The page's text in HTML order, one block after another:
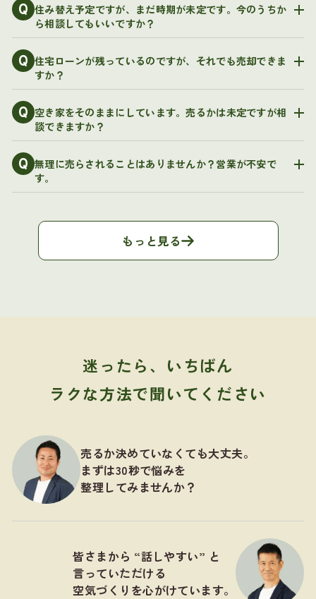
Q 住み替え予定ですが、まだ時期が未定です。今のうちか
ら相談してもいいですか？
Q 住宅ローンが残っているのですが、それでも売却できま
すか？
Q 空き家をそのままにしています。売るかは未定ですが相
談できますか？
Q 無理に売らされることはありませんか？営業が不安で
す。
もっと見る
迷ったら、いちばん
ラクな方法で聞いてください
売るか決めていなくても大丈夫。
まずは30秒で悩みを
整理してみませんか？
皆さまから “話しやすい” と
言っていただける
空気づくりを心がけています。